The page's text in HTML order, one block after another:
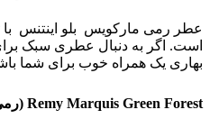
عطر رمی مارکویس بلو اینتنس با
بهاری یک همراه خوب برای شما
Remy Marquis Green Forest
(رم